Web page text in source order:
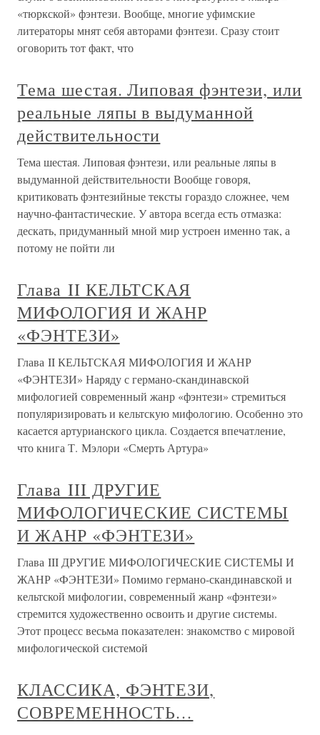
«тюркской» фэнтези. Вообще, многие уфимские
литераторы мнят себя авторами фэнтези. Сразу стоит
оговорить тот факт, что
Тема шестая. Липовая фэнтези, или
реальные ляпы в выдуманной
действительности
Тема шестая. Липовая фэнтези, или реальные ляпы в
выдуманной действительности Вообще говоря,
критиковать фэнтезийные тексты гораздо сложнее, чем
научно-фантастические. У автора всегда есть отмазка:
дескать, придуманный мной мир устроен именно так, а
потому не пойти ли
Глава II КЕЛЬТСКАЯ
МИФОЛОГИЯ И ЖАНР
«ФЭНТЕЗИ»
Глава II КЕЛЬТСКАЯ МИФОЛОГИЯ И ЖАНР
«ФЭНТЕЗИ» Наряду с германо-скандинавской
мифологией современный жанр «фэнтези» стремиться
популяризировать и кельтскую мифологию. Особенно это
касается артурианского цикла. Создается впечатление,
что книга Т. Мэлори «Смерть Артура»
Глава III ДРУГИЕ
МИФОЛОГИЧЕСКИЕ СИСТЕМЫ
И ЖАНР «ФЭНТЕЗИ»
Глава III ДРУГИЕ МИФОЛОГИЧЕСКИЕ СИСТЕМЫ И
ЖАНР «ФЭНТЕЗИ» Помимо германо-скандинавской и
кельтской мифологии, современный жанр «фэнтези»
стремится художественно освоить и другие системы.
Этот процесс весьма показателен: знакомство с мировой
мифологической системой
КЛАССИКА, ФЭНТЕЗИ,
СОВРЕМЕННОСТЬ…